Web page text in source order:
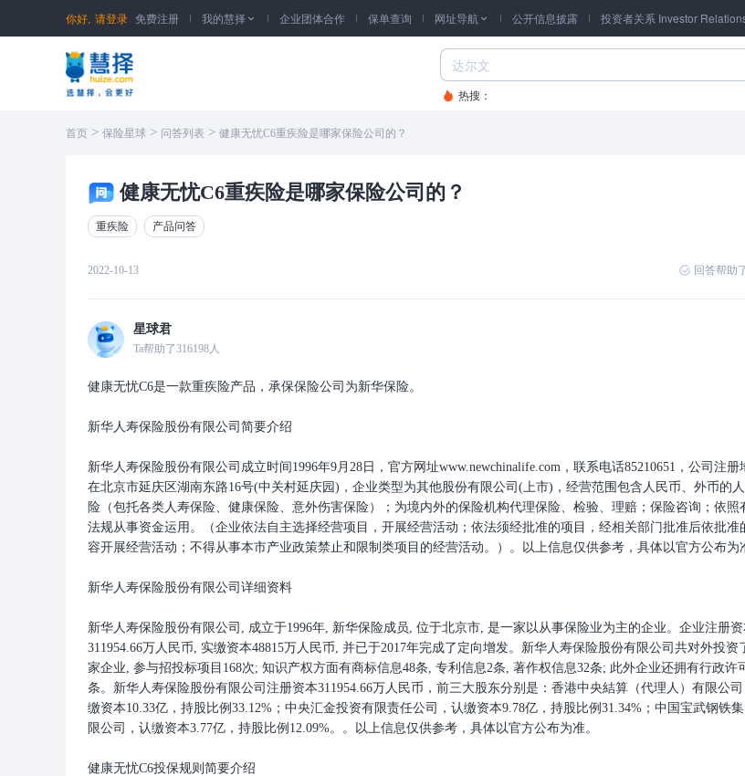
你好, 请登录 免费注册 我的慧择  企业团体合作 保单查询 网址导航  公开信息披露 投资者关系 Investor
热搜：
首页 > 保险星球 > 问答列表 > 健康无忧C6重疾险是哪家保险公司的？
健康无忧C6重疾险是哪家保险公司的？
重疾险 产品问答
2022-10-13 回答帮助
星球君
Ta帮助了316198人
健康无忧C6是一款重疾险产品，承保保险公司为新华保险。
新华人寿保险股份有限公司简要介绍
新华人寿保险股份有限公司成立时间1996年9月28日，官方网址www.newchinalife.com，联系电话85210651，公司注册
在北京市延庆区湖南东路16号(中关村延庆园)，企业类型为其他股份有限公司(上市)，经营范围包含人民币、外币的
险（包托各类人寿保险、健康保险、意外伤害保险）；为境内外的保险机构代理保险、检验、理赔；保险咨询；依照
法规从事资金运用。（企业依法自主选择经营项目，开展经营活动；依法须经批准的项目，经相关部门批准后依批准
容开展经营活动；不得从事本市产业政策禁止和限制类项目的经营活动。）。以上信息仅供参考，具体以官方公布为
新华人寿保险股份有限公司详细资料
新华人寿保险股份有限公司, 成立于1996年, 新华保险成员, 位于北京市, 是一家以从事保险业为主的企业。企业注册资
311954.66万人民币, 实缴资本48815万人民币, 并已于2017年完成了定向增发。新华人寿保险股份有限公司共对外投资
家企业, 参与招投标项目168次; 知识产权方面有商标信息48条, 专利信息2条, 著作权信息32条; 此外企业还拥有行政许
条。新华人寿保险股份有限公司注册资本311954.66万人民币，前三大股东分别是：香港中央結算（代理人）有限公司
缴资本10.33亿，持股比例33.12%；中央汇金投资有限责任公司，认缴资本9.78亿，持股比例31.34%；中国宝武钢铁
限公司，认缴资本3.77亿，持股比例12.09%。。以上信息仅供参考，具体以官方公布为准。
健康无忧C6投保规则简要介绍